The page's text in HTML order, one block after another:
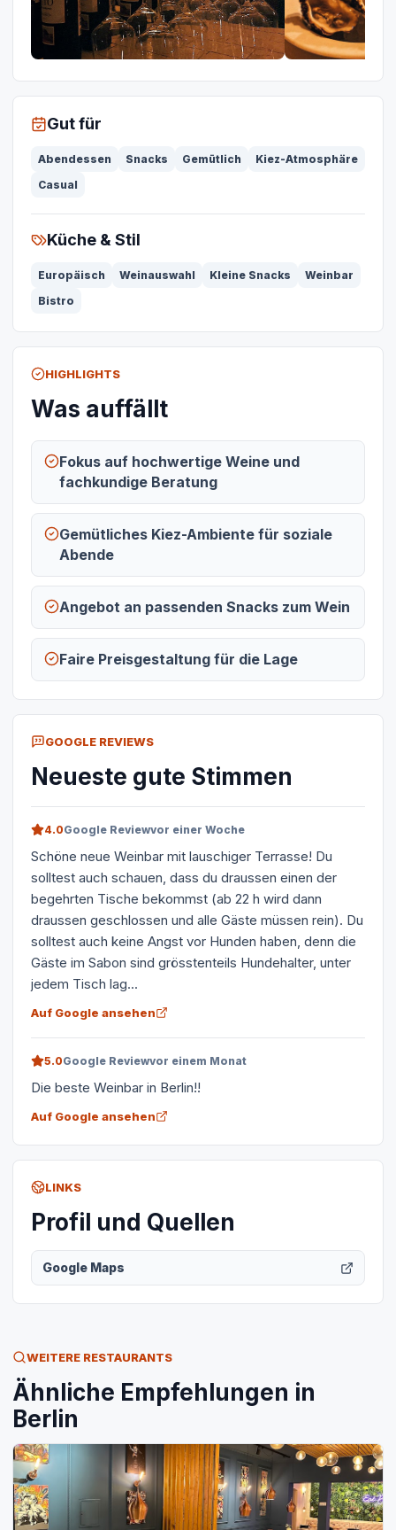
Gut für
Abendessen Snacks Gemütlich
Kiez-Atmosphäre
Casual
Küche & Stil
Europäisch Weinauswahl Kleine Snacks
Weinbar
Bistro
HIGHLIGHTS
Was auffällt
Fokus auf hochwertige Weine und
fachkundige Beratung
Gemütliches Kiez-Ambiente für soziale
Abende
Angebot an passenden Snacks zum Wein
Faire Preisgestaltung für die Lage
GOOGLE REVIEWS
Neueste gute Stimmen
4.0Google Reviewvor einer Woche
Schöne neue Weinbar mit lauschiger Terrasse! Du
solltest auch schauen, dass du draussen einen der
begehrten Tische bekommst (ab 22 h wird dann
draussen geschlossen und alle Gäste müssen rein). Du
solltest auch keine Angst vor Hunden haben, denn die
Gäste im Sabon sind grösstenteils Hundehalter, unter
jedem Tisch lag...
Auf Google ansehen
5.0Google Reviewvor einem Monat
Die beste Weinbar in Berlin!!
Auf Google ansehen
LINKS
Profil und Quellen
Google Maps
WEITERE RESTAURANTS
Ähnliche Empfehlungen in
Berlin